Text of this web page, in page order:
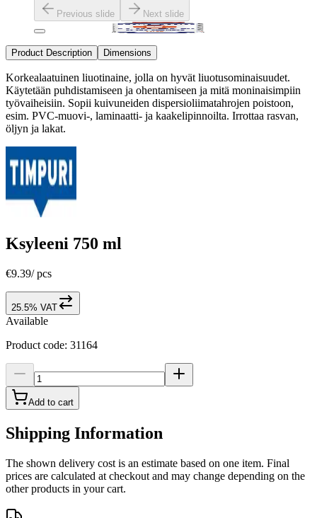
Previous slide Next slide
Product Description Dimensions
Korkealaatuinen liuotinaine, jolla on hyvät liuotusominaisuudet.
Käytetään puhdistamiseen ja ohentamiseen ja mitä moninaisimpiin
työvaiheisiin. Sopii kuivuneiden dispersioliimatahrojen poistoon,
esim. PVC-muovi-, laminaatti- ja kaakelipinnoilta. Irrottaa rasvan,
öljyn ja lakat.
Ksyleeni 750 ml
€9.39/ pcs
25.5% VAT
Available
Product code: 31164
Add to cart
Shipping Information
The shown delivery cost is an estimate based on one item. Final
prices are calculated at checkout and may change depending on the
other products in your cart.